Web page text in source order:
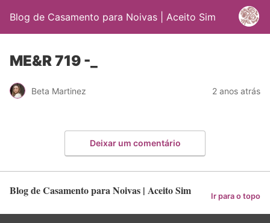
Blog de Casamento para Noivas | Aceito Sim
ME&R 719 -_
Beta Martinez 2 anos atrás
Deixar um comentário
Blog de Casamento para Noivas | Aceito Sim Ir para o topo